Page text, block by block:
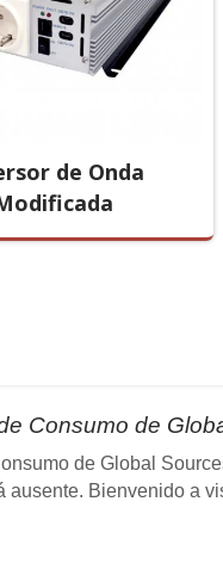
de Onda
Consumo de
de Global
ausente. Bienvenido a